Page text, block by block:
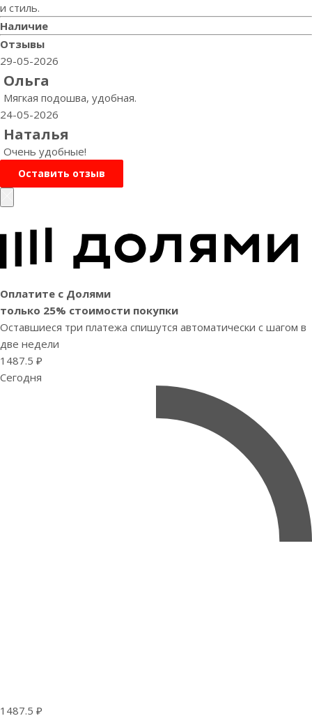
и стиль.
Наличие
Отзывы
29-05-2026
Ольга
Мягкая подошва, удобная.
24-05-2026
Наталья
Очень удобные!
Оставить отзыв
Оплатите с Долями
только 25% стоимости покупки
Оставшиеся три платежа спишутся автоматически с шагом в
две недели
1487.5 ₽
Сегодня
1487.5 ₽